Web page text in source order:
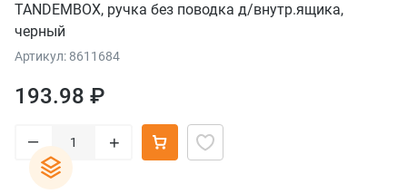
TANDEMBOX, ручка без поводка д/внутр.ящика,
черный
Артикул: 8611684
193.98 ₽
– +